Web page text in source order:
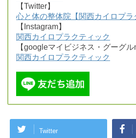
【Twitter】
心と体の整体院【関西カイロプラ
【Instagram】
関西カイロプラクティック
【googleマイビジネス・グーグル
関西カイロプラクティック
Twitter